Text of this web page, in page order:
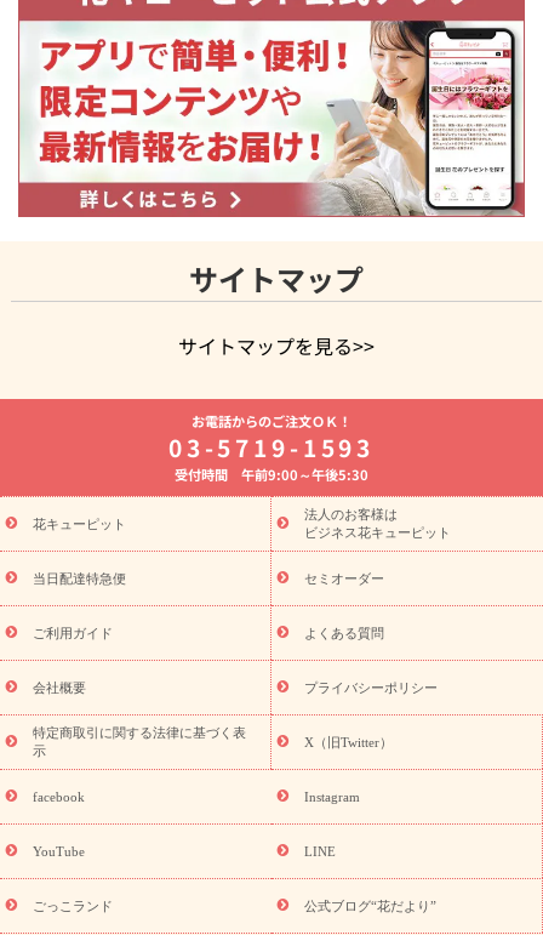
サイトマップ
サイトマップを見る>>
よく贈られる花
お祝いの花特集
誕生日フラワーギフト特集
8月の誕生花(トルコキキョウ)
開店・開業祝い
お供え・お悔やみ お供え・お悔やみの花
通夜・葬儀に贈る花 胡蝶蘭・花鉢
ーブドフラワー
季節のイベント
ひまわり ギフト・プレゼント
特集
お盆 花（新盆・初盆） 季節のイベント
お盆 花（新
盆・初盆）
お盆 花（新盆・初盆）
お盆・お供え 花とセットギ
フト
お盆・お供え プリザーブドフラワー
ひまわり ギフト・プ
レゼント特集
夏の花贈り・お中元・暑中見舞い 花のギフト特集
敬老の日におくる花ギフト・プレゼント特集
花ギフト・プレゼント特集
敬老の日 花のおすすめランキング
敬
老の日 花鉢植えのギフト・プレゼント特集
敬老の日 花とセットギ
フト・プレゼント特集
敬老の日の花 全てのギフト一覧
キャン
ペーン
映画『ウォーターガーディアンズ』コラボキャンペーン
「きょう誕生日なんです」キャンペーン
誕生日の花を探す
誕生日フラワーギフト 誕生日フラワーギフト特集
9月の誕生花(リンドウ)
ら探す
お祝いの花特集 当日配達特急便 お祝い商品一覧
お電話からのご注文ＯＫ！
03-5719-1593
受付時間 午前9:00～午後5:30
花キューピット
法人のお客様は
ビジネス花キューピット
当日配達特急便 セミオーダー
ご利用ガイド よくある質問
会社概要 プライバシーポリシー
特定商取引に関する法律に基づく表
示
X（旧Twitter）
facebook Instagram
YouTube LINE
ごっこランド 公式ブログ“花だより”